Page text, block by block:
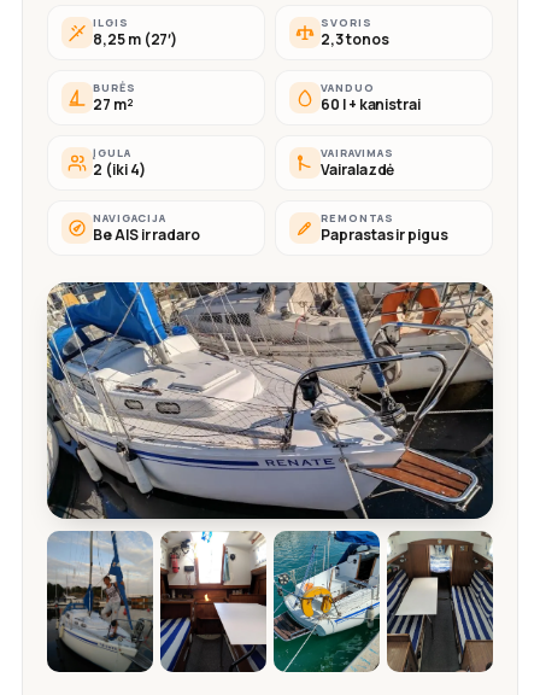
ILGIS
8,25 m (27′)
SVORIS
2,3 tonos
BURĖS
27 m²
VANDUO
60 l + kanistrai
ĮGULA
2 (iki 4)
VAIRAVIMAS
Vairalazdė
NAVIGACIJA
Be AIS ir radaro
REMONTAS
Paprastas ir pigus